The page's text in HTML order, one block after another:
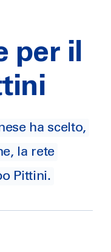
per il
ha scelto,
la rete
Pittini.